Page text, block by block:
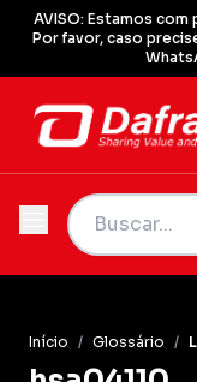
AVISO: Estamos
Por favor, caso
Início / Glossário /